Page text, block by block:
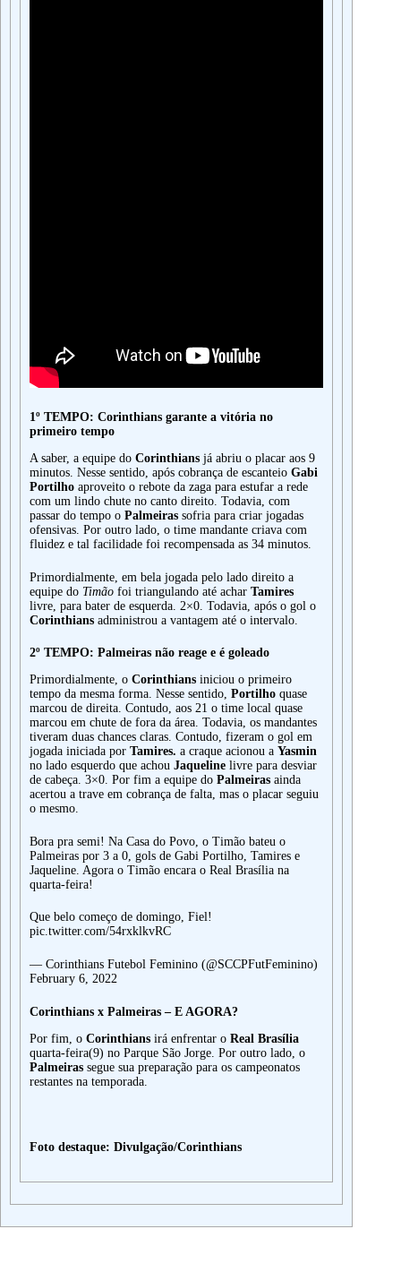
1º TEMPO: Corinthians garante a vitória no
primeiro tempo
A saber, a equipe do Corinthians já abriu o placar aos 9
minutos. Nesse sentido, após cobrança de escanteio Gabi
Portilho aproveito o rebote da zaga para estufar a rede
com um lindo chute no canto direito. Todavia, com
passar do tempo o Palmeiras sofria para criar jogadas
ofensivas. Por outro lado, o time mandante criava com
fluidez e tal facilidade foi recompensada as 34 minutos.
Primordialmente, em bela jogada pelo lado direito a
equipe do Timão foi triangulando até achar Tamires
livre, para bater de esquerda. 2×0. Todavia, após o gol o
Corinthians administrou a vantagem até o intervalo.
2º TEMPO: Palmeiras não reage e é goleado
Primordialmente, o Corinthians iniciou o primeiro
tempo da mesma forma. Nesse sentido, Portilho quase
marcou de direita. Contudo, aos 21 o time local quase
marcou em chute de fora da área. Todavia, os mandantes
tiveram duas chances claras. Contudo, fizeram o gol em
jogada iniciada por Tamires. a craque acionou a Yasmin
no lado esquerdo que achou Jaqueline livre para desviar
de cabeça. 3×0. Por fim a equipe do Palmeiras ainda
acertou a trave em cobrança de falta, mas o placar seguiu
o mesmo.
Bora pra semi! Na Casa do Povo, o Timão bateu o
Palmeiras por 3 a 0, gols de Gabi Portilho, Tamires e
Jaqueline. Agora o Timão encara o Real Brasília na
quarta-feira!
Que belo começo de domingo, Fiel!
pic.twitter.com/54rxklkvRC
— Corinthians Futebol Feminino (@SCCPFutFeminino)
February 6, 2022
Corinthians x Palmeiras – E AGORA?
Por fim, o Corinthians irá enfrentar o Real Brasília
quarta-feira(9) no Parque São Jorge. Por outro lado, o
Palmeiras segue sua preparação para os campeonatos
restantes na temporada.
Foto destaque: Divulgação/Corinthians